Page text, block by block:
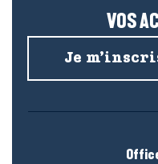
VOS
Je